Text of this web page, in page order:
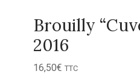
Brouilly
2016
16,50€ TTC